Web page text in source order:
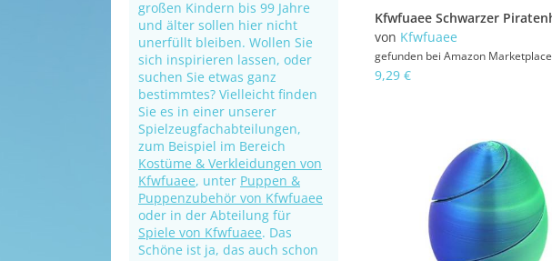
großen Kindern bis 99 Jahre
und älter sollen hier nicht
unerfüllt bleiben. Wollen Sie
sich inspirieren lassen, oder
suchen Sie etwas ganz
bestimmtes? Vielleicht finden
Sie es in einer unserer
Spielzeugfachabteilungen,
zum Beispiel im Bereich
Kostüme & Verkleidungen von
Kfwfuaee, unter Puppen &
Puppenzubehör von Kfwfuaee
oder in der Abteilung für
Spiele von Kfwfuaee. Das
Schöne ist ja, das auch schon
von Kfwfuaee
gefunden bei Amazon Marketplace
9,29 €